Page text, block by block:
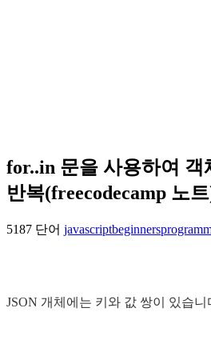
for..in 문을 사용하여 객
반복(freecodecamp 노
5187 단어 javascriptbeginners
JSON 개체에는 키와 값 쌍이 있습니